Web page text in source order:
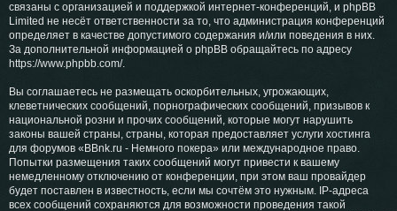
связаны с организацией и поддержкой интернет-конференций, и phpBB
Limited не несёт ответственности за то, что администрация конференций
определяет в качестве допустимого содержания и/или поведения в них.
За дополнительной информацией о phpBB обращайтесь по адресу
https://www.phpbb.com/.
Вы соглашаетесь не размещать оскорбительных, угрожающих,
клеветнических сообщений, порнографических сообщений, призывов к
национальной розни и прочих сообщений, которые могут нарушить
законы вашей страны, страны, которая предоставляет услуги хостинга
для форумов «BBnk.ru - Немного покера» или международное право.
Попытки размещения таких сообщений могут привести к вашему
немедленному отключению от конференции, при этом ваш провайдер
будет поставлен в известность, если мы сочтём это нужным. IP-адреса
всех сообщений сохраняются для возможности проведения такой